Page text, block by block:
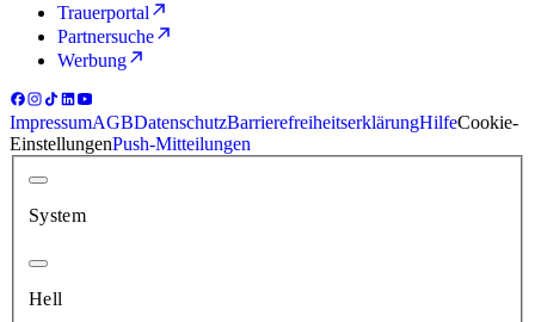
Trauerportal
Partnersuche
Werbung
ImpressumAGBDatenschutzBarrierefreiheitserklärungHilfeCookie-
EinstellungenPush-Mitteilungen
System
Hell